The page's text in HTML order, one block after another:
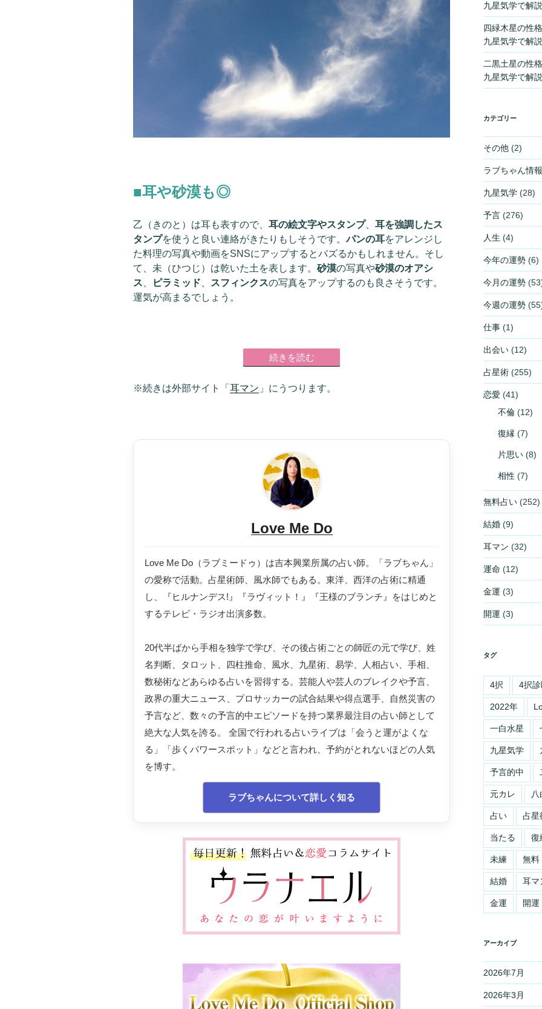
■耳や砂漠も◎
乙（きのと）は耳も表すので、 耳の絵文字やスタンプ、 耳を強調したス
タンプを使うと良い連絡がきたりもしそうです。パンの耳をアレンジし
た料理の写真や動画をSNSにアップするとバズるかもしれません。そし
て、未（ひつじ）は乾いた土を表します。 砂漠の写真や砂漠のオアシ
ス、 ピラミッド、 スフィンクスの写真をアップするのも良さそうです。
運気が高まるでしょう。
続きを読む
※続きは外部サイト「 耳マン 」にうつります。
Love Me Do
Love Me Do（ラブミードゥ）は吉本興業所属の占い師。「ラブちゃん」
の愛称で活動。占星術師、風水師でもある。東洋、西洋の占術に精通
し、『ヒルナンデス!』『ラヴィット！』『王様のブランチ』をはじめと
するテレビ・ラジオ出演多数。
20代半ばから手相を独学で学び、その後占術ごとの師匠の元で学び、姓
名判断、タロット、四柱推命、風水、九星術、易学、人相占い、手相、
数秘術などあらゆる占いを習得する。芸能人や芸人のブレイクや予言、
政界の重大ニュース、プロサッカーの試合結果や得点選手、自然災害の
予言など、数々の予言的中エピソードを持つ業界最注目の占い師として
絶大な人気を誇る。 全国で行われる占いライブは「会うと運がよくな
る」「歩くパワースポット」などと言われ、予約がとれないほどの人気
を博す。
ラブちゃんについて詳しく知る
九星気学で解説
四緑木星の性
九星気学で解説
二黒土星の性
九星気学で解説
カテゴリー
その他(2)
ラブちゃん情報
九星気学(28)
予言(276)
人生 (4)
今年の運勢(6)
今月の運勢
今週の運勢
仕事(1)
出会い(12)
占星術(255)
恋愛(41)
不倫(12)
復縁 (7)
片思い(8)
相性 (7)
無料占い(252)
結婚(9)
耳マン (32)
運命 (12)
金運 (3)
開運 (3)
タグ
4択 4択
2022年
一白水星
九星気学
予言的中
元カレ 八
占い 占星
当たる 復
未練 無料
結婚 耳マ
金運 開運
アーカイブ
2026年7月
2026年3月